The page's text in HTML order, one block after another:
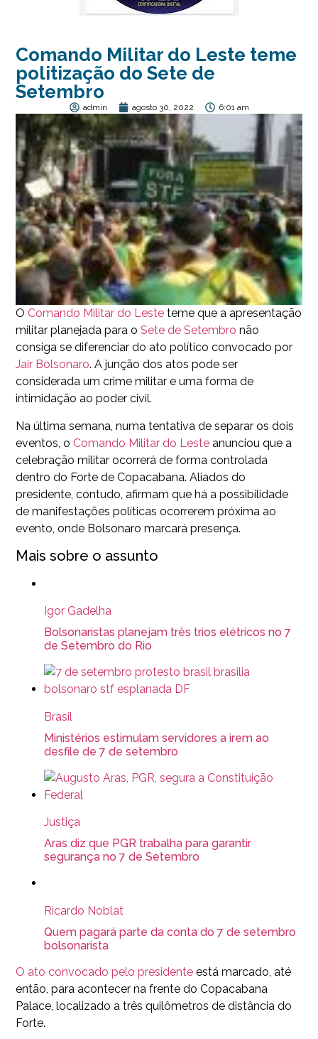
Comando Militar do Leste teme
politização do Sete de
Setembro
admin agosto 30, 2022 6:01 am
O Comando Militar do Leste teme que a apresentação
militar planejada para o Sete de Setembro não
consiga se diferenciar do ato político convocado por
Jair Bolsonaro. A junção dos atos pode ser
considerada um crime militar e uma forma de
intimidação ao poder civil.
Na última semana, numa tentativa de separar os dois
eventos, o Comando Militar do Leste anunciou que a
celebração militar ocorrerá de forma controlada
dentro do Forte de Copacabana. Aliados do
presidente, contudo, afirmam que há a possibilidade
de manifestações políticas ocorrerem próxima ao
evento, onde Bolsonaro marcará presença.
Mais sobre o assunto
Igor Gadelha
Bolsonaristas planejam três trios elétricos no 7
de Setembro do Rio
Brasil
Ministérios estimulam servidores a irem ao
desfile de 7 de setembro
Justiça
Aras diz que PGR trabalha para garantir
segurança no 7 de Setembro
Ricardo Noblat
Quem pagará parte da conta do 7 de setembro
bolsonarista
O ato convocado pelo presidente está marcado, até
então, para acontecer na frente do Copacabana
Palace, localizado a três quilômetros de distância do
Forte.